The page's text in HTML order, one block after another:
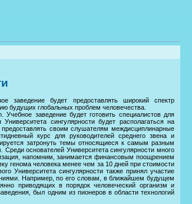
заведение будет предоставлять широкий спектр
будущих глобальных проблем человечества.
заведение будет готовить специалистов для
сингулярности будет располагаться на
своим слушателям междисциплинарные
курс для руководителей среднего звена и
затронуть темы относящиеся к самым разным
основателей Университета сингулярности много
напомним, занимается финансовым поощрением
генома человека менее чем за 10 дней при стоимости
Университета сингулярности также принял участие
Например, по его словам, в ближайшем будущем
приводящих в порядок человеческий организм и
был одним из пионеров в области технологий